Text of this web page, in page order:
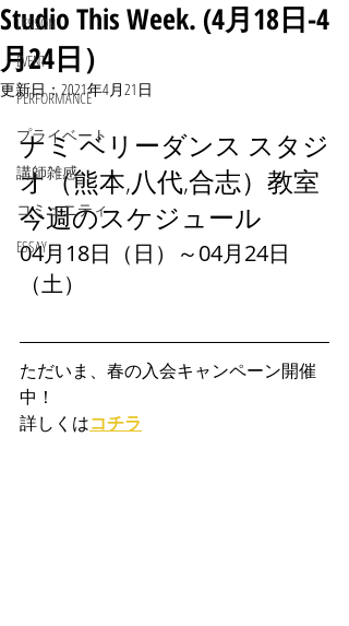
LESSON
EVENT
PERFORMANCE
プライベート
講師雑感
コミュニティ
ESSAY
Studio This Week. (4月18日-4
月24日）
更新日：2021年4月21日
ナミ ベリーダンス スタジ
オ（熊本,八代,合志）教室
今週のスケジュール
04月18日（日）～04月24日
（土）
ただいま、春の入会キャンペーン開催
中！
詳しくはコチラ